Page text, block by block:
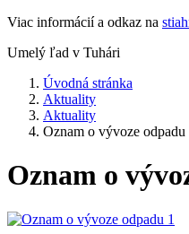
Viac informácií a odkaz na
Umelý ľad v Tuhári
Úvodná stránka
Aktuality
Aktuality
Oznam o vývoze odpadu
Oznam o